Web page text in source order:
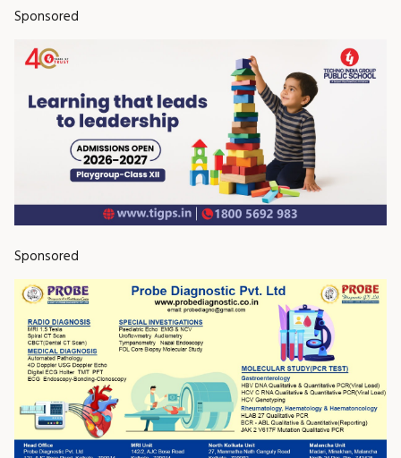
Sponsored
Sponsored